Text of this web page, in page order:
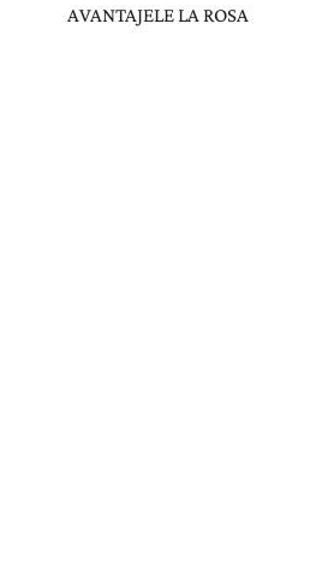
AVANTAJELE LA ROSA